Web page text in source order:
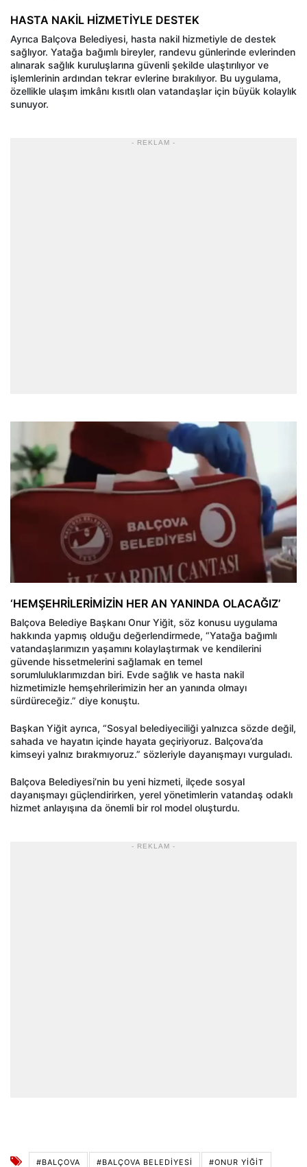
HASTA NAKİL HİZMETİYLE DESTEK
Ayrıca Balçova Belediyesi, hasta nakil hizmetiyle de destek
sağlıyor. Yatağa bağımlı bireyler, randevu günlerinde evlerinden
alınarak sağlık kuruluşlarına güvenli şekilde ulaştırılıyor ve
işlemlerinin ardından tekrar evlerine bırakılıyor. Bu uygulama,
özellikle ulaşım imkânı kısıtlı olan vatandaşlar için büyük kolaylık
sunuyor.
- REKLAM -
‘HEMŞEHRİLERİMİZİN HER AN YANINDA OLACAĞIZ’
Balçova Belediye Başkanı Onur Yiğit, söz konusu uygulama
hakkında yapmış olduğu değerlendirmede, “Yatağa bağımlı
vatandaşlarımızın yaşamını kolaylaştırmak ve kendilerini
güvende hissetmelerini sağlamak en temel
sorumluluklarımızdan biri. Evde sağlık ve hasta nakil
hizmetimizle hemşehrilerimizin her an yanında olmayı
sürdüreceğiz.” diye konuştu.
Başkan Yiğit ayrıca, “Sosyal belediyeciliği yalnızca sözde değil,
sahada ve hayatın içinde hayata geçiriyoruz. Balçova’da
kimseyi yalnız bırakmıyoruz.” sözleriyle dayanışmayı vurguladı.
Balçova Belediyesi’nin bu yeni hizmeti, ilçede sosyal
dayanışmayı güçlendirirken, yerel yönetimlerin vatandaş odaklı
hizmet anlayışına da önemli bir rol model oluşturdu.
- REKLAM -
#BALÇOVA #BALÇOVA BELEDIYESI #ONUR YIĞIT